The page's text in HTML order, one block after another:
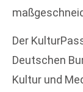
Der
Deutschen
Kultur und